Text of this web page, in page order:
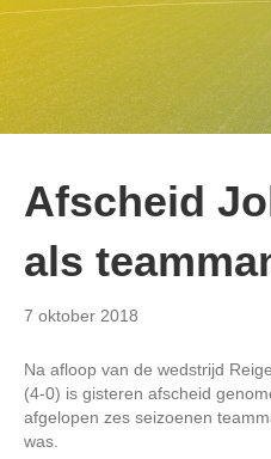
Afscheid
als
7 oktober 2018
Na afloop van de wedstrijd
(4-0) is gisteren afscheid
afgelopen zes seizoenen
was.